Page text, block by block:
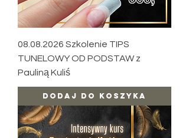
08.08.2026 Szkolenie TIPS
TUNELOWY OD PODSTAW z
Pauliną Kuliś
Dodaj do koszyka